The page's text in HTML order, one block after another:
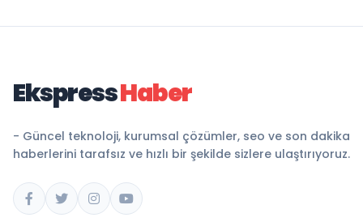
EkspressHaber
- Güncel teknoloji, kurumsal çözümler, seo ve son dakika
haberlerini tarafsız ve hızlı bir şekilde sizlere ulaştırıyoruz.